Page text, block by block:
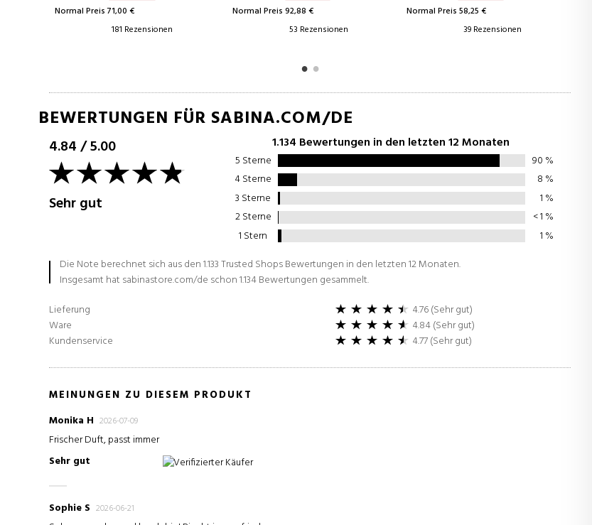
Normal Preis 71,00 €
181 Rezensionen
Normal Preis 92,88 €
Normal Preis 58,25 €
BEWERTUNGEN FÜR SABINA.COM/DE
4.84/5.00
Sehr gut
1.134 Bewertungen in den letzten 12 Monaten
5 Sterne 90 %
4 Sterne
8 %
3 Sterne
1 %
2 Sterne
< 1 %
1 Stern
1 %
Die Note berechnet sich aus den 1.133 Trusted Shops Bewertungen in den letzten 12 Monaten.
Insgesamt hat sabinastore.com/de schon 1.134 Bewertungen gesammelt.
Lieferung
4.76 (Sehr gut)
Ware
4.84 (Sehr gut)
Kundenservice
4.77 (Sehr gut)
MEINUNGEN ZU DIESEM PRODUKT
Monika H 2026-07-09
Frischer Duft, passt immer
Sehr gut
Verifizierter Käufer
Sophie S 2026-06-21